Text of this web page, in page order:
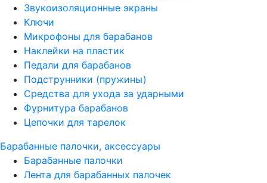
Звукоизоляционные экраны
Ключи
Микрофоны для барабанов
Наклейки на пластик
Педали для барабанов
Подструнники (пружины)
Средства для ухода за ударными
Фурнитура барабанов
Цепочки для тарелок
Барабанные палочки, аксессуары
Барабанные палочки
Лента для барабанных палочек